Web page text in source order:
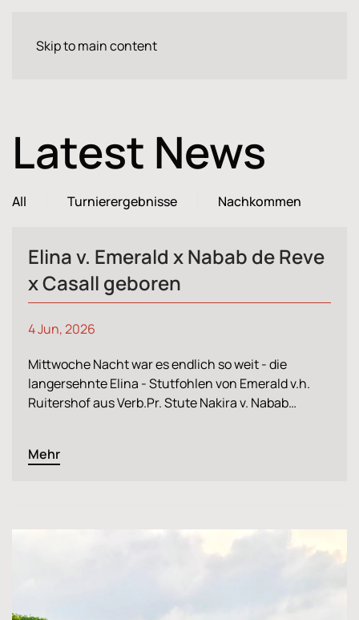
Skip to main content
Latest News
All Turnierergebnisse Nachkommen
Elina v. Emerald x Nabab de Reve
x Casall geboren
4 Jun, 2026
Mittwoche Nacht war es endlich so weit - die
langersehnte Elina - Stutfohlen von Emerald v.h.
Ruitershof aus Verb.Pr. Stute Nakira v. Nabab…
Mehr